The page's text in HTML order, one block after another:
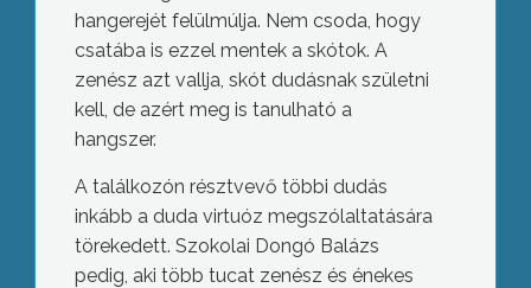
hangerejét felülmúlja. Nem csoda, hogy
csatába is ezzel mentek a skótok. A
zenész azt vallja, skót dudásnak születni
kell, de azért meg is tanulható a
hangszer.
A találkozón résztvevő többi dudás
inkább a duda virtuóz megszólaltatására
törekedett. Szokolai Dongó Balázs
pedig, aki több tucat zenész és énekes